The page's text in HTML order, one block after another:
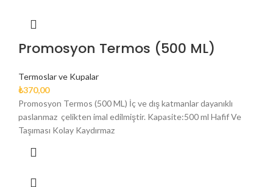
Promosyon Termos (500 ML)
Termoslar ve Kupalar
₺370,00
Promosyon Termos (500 ML) İç ve dış katmanlar dayanıklı
paslanmaz çelikten imal edilmiştir. Kapasite:500 ml Hafif Ve
Taşıması Kolay Kaydırmaz